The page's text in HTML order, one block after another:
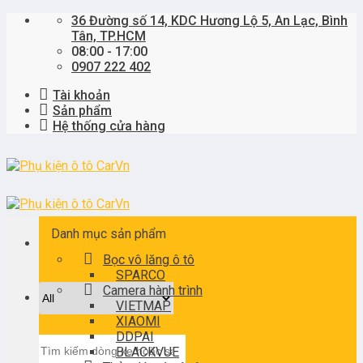
Skip
36 Đường số 14, KDC Hương Lộ 5, An Lạc, Bình
Tân, TP.HCM
08:00 - 17:00
0907 222 402
Tài khoản
Sản phẩm
Hệ thống cửa hàng
kiếm:
Danh mục sản phẩm
Bọc vô lăng ô tô
SPARCO
Camera hành trình
VIETMAP
XIAOMI
DDPAI
BLACKVUE